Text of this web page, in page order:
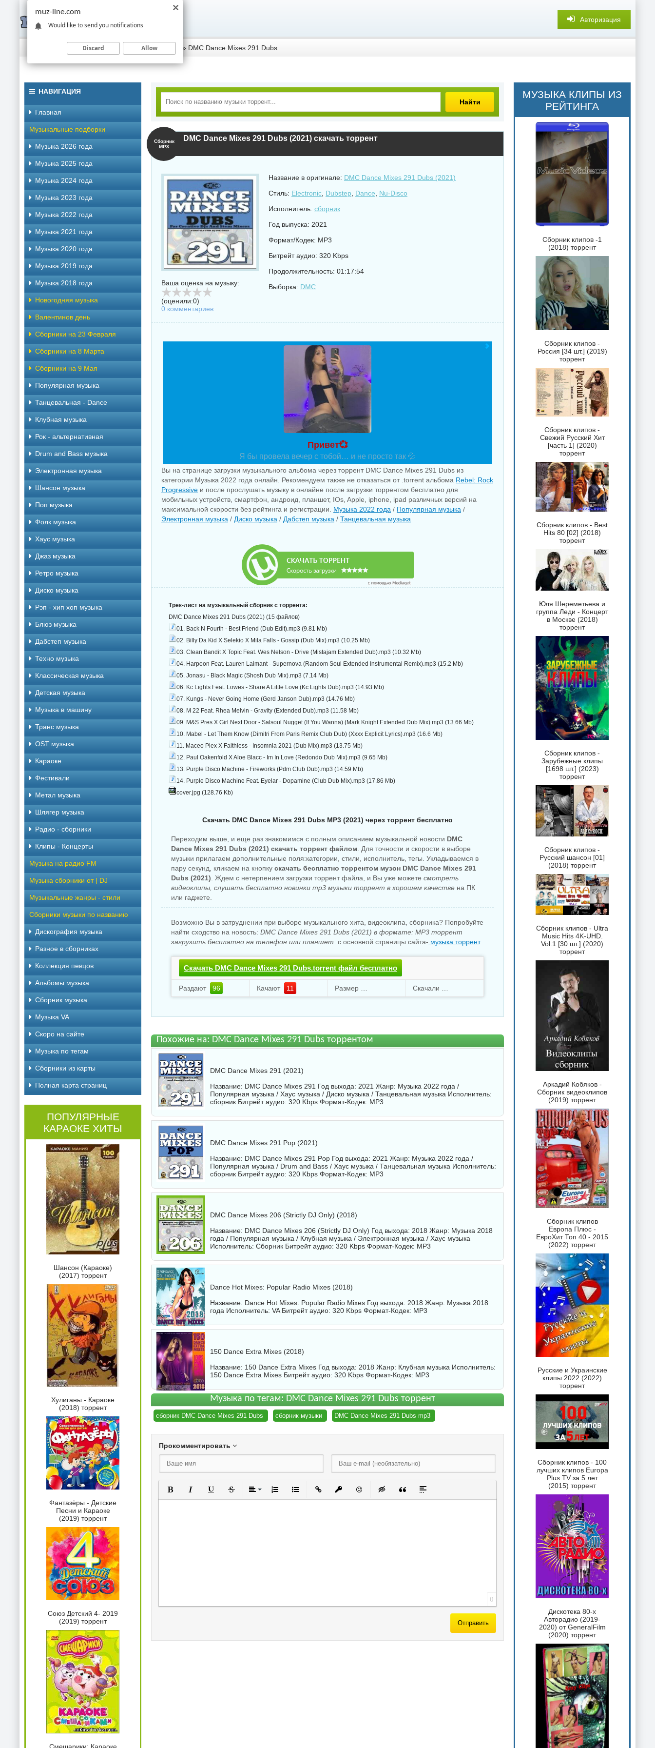
Авторизация
Скачать музыку торрентом Музыка 2022 года » DMC Dance Mixes 291 Dubs
Найти
DMC Dance Mixes 291 Dubs (2021) скачать торрент
Сборник
MP3
Ваша оценка на музыку:
(оценили:0)
0 комментариев
Название в оригинале: DMC Dance Mixes 291 Dubs (2021)
Стиль: Electronic Dubstep Dance
Nu-Disco
Исполнитель: сборник
Год выпуска: 2021
Формат/Кодек: MP3
Битрейт аудио: 320 Kbps
Продолжительность: 01:17:54
Выборка: DMC
Привет💞
Я бы провела вечер с тобой… и не просто так 💦
Вы на странице загрузки музыкального альбома через торрент DMC Dance Mixes 291 Dubs из
категории Музыка 2022 года онлайн. Рекомендуем также не отказаться от .torrent альбома Rebel: Rock
Progressive и после прослушать музыку в онлайне после загрузки торрентом бесплатно для
мобильных устройств, смартфон, андроид, планшет, IOs, Apple, iphone, ipad различных версий на
максимальной скорости без рейтинга и регистрации. Музыка 2022 года / Популярная музыка /
Электронная музыка / Диско музыка / Дабстеп музыка / Танцевальная музыка
Трек-лист на музыкальный сборник с торрента:
DMC Dance Mixes 291 Dubs (2021) (15 файлов)
01. Back N Fourth - Best Friend (Dub Edit).mp3 (9.81 Mb)
02. Billy Da Kid X Selekio X Mila Falls - Gossip (Dub Mix).mp3 (10.25 Mb)
03. Clean Bandit X Topic Feat. Wes Nelson - Drive (Mistajam Extended Dub).mp3 (10.32 Mb)
04. Harpoon Feat. Lauren Laimant - Supernova (Random Soul Extended Instrumental Remix).mp3 (15.2 Mb)
05. Jonasu - Black Magic (Shosh Dub Mix).mp3 (7.14 Mb)
06. Kc Lights Feat. Lowes - Share A Little Love (Kc Lights Dub).mp3 (14.93 Mb)
07. Kungs - Never Going Home (Gerd Janson Dub).mp3 (14.76 Mb)
08. M 22 Feat. Rhea Melvin - Gravity (Extended Dub).mp3 (11.58 Mb)
09. M&S Pres X Girl Next Door - Salsoul Nugget (If You Wanna) (Mark Knight Extended Dub Mix).mp3 (13.66 Mb)
10. Mabel - Let Them Know (Dimitri From Paris Remix Club Dub) (Xxxx Explicit Lyrics).mp3 (16.6 Mb)
11. Maceo Plex X Faithless - Insomnia 2021 (Dub Mix).mp3 (13.75 Mb)
12. Paul Oakenfold X Aloe Blacc - Im In Love (Redondo Dub Mix).mp3 (9.65 Mb)
13. Purple Disco Machine - Fireworks (Pdm Club Dub).mp3 (14.59 Mb)
14. Purple Disco Machine Feat. Eyelar - Dopamine (Club Dub Mix).mp3 (17.86 Mb)
cover.jpg (128.76 Kb)
Скачать DMC Dance Mixes 291 Dubs MP3 (2021) через торрент бесплатно
Переходим выше, и еще раз знакомимся с полным описанием музыкальной новости DMC
Dance Mixes 291 Dubs (2021) скачать торрент файлом . Для точности и скорости в выборе
музыки прилагаем дополнительные поля:категории, стили, исполнитель, тегы. Укладываемся в
пару секунд, кликаем на кнопку скачать бесплатно торрентом музон DMC Dance Mixes 291
Dubs (2021) . Ждем с нетерпением загрузки торрент файла, и Вы уже можете смотреть
видеоклипы, слушать бесплатно новинки mp3 музыки торрент в хорошем качестве на ПК
или гаджете.
Возможно Вы в затруднении при выборе музыкального хита, видеоклипа, сборника? Попробуйте
найти сходство на новость: DMC Dance Mixes 291 Dubs (2021) в формате: MP3 торрент
загрузить бесплатно на телефон или планшет. с основной страницы сайта- музыка торрент.
Скачать DMC Dance Mixes 291 Dubs.torrent файл бесплатно
Раздают 96 Качают 11
Похожие на: DMC Dance Mixes 291 Dubs торрентом
DMC Dance Mixes 291 (2021)
Название: DMC Dance Mixes 291 Год выхода: 2021 Жанр: Музыка 2022 года /
Популярная музыка / Хаус музыка / Диско музыка / Танцевальная музыка Исполнитель:
сборник Битрейт аудио: 320 Kbps Формат-Кодек: MP3
DMC Dance Mixes 291 Pop (2021)
Название: DMC Dance Mixes 291 Pop Год выхода: 2021 Жанр: Музыка 2022 года /
Популярная музыка / Drum and Bass / Хаус музыка / Танцевальная музыка Исполнитель:
сборник Битрейт аудио: 320 Kbps Формат-Кодек: MP3
DMC Dance Mixes 206 (Strictly DJ Only) (2018)
Название: DMC Dance Mixes 206 (Strictly DJ Only) Год выхода: 2018 Жанр: Музыка 2018
года / Популярная музыка / Клубная музыка / Электронная музыка / Хаус музыка
Исполнитель: Сборник Битрейт аудио: 320 Kbps Формат-Кодек: MP3
Dance Hot Mixes: Popular Radio Mixes (2018)
Название: Dance Hot Mixes: Popular Radio Mixes Год выхода: 2018 Жанр: Музыка 2018
года Исполнитель: VAБитрейт аудио: 320 Kbps Формат-Кодек: MP3
150 Dance Extra Mixes (2018)
Название: 150 Dance Extra Mixes Год выхода: 2018 Жанр: Клубная музыка Исполнитель:
150 Dance Extra Mixes Битрейт аудио: 320 Kbps Формат-Кодек: MP3
Музыка по тегам: DMC Dance Mixes 291 Dubs торрент
сборник DMC Dance Mixes 291 Dubs сборник музыки DMC Dance Mixes 291 Dubs mp3
Прокомментировать
Полужирный
КурсивПодчеркнутый
ЗачеркнутыйВыравнивание
Нумерованный список
Маркированный список
Вставить ссылку
Вставить защищенную ссылку
Вставить смайлик
Вставка скрытого текста
Вставка цитаты
Вставка спойлера
0
Отправить
НАВИГАЦИЯ
Главная
Музыкальные подборки
Музыка 2026 года
Музыка 2025 года
Музыка 2024 года
Музыка 2023 года
Музыка 2022 года
Музыка 2021 года
Музыка 2020 года
Музыка 2019 года
Музыка 2018 года
Новогодняя музыка
Валентинов день
Сборники на 23 Февраля
Сборники на 8 Марта
Сборники на 9 Мая
Популярная музыка
Танцевальная - Dance
Клубная музыка
Рок - альтернативная
Drum and Bass музыка
Электронная музыка
Шансон музыка
Поп музыка
Фолк музыка
Хаус музыка
Джаз музыка
Ретро музыка
Диско музыка
Рэп - хип хоп музыка
Блюз музыка
Дабстеп музыка
Техно музыка
Классическая музыка
Детская музыка
Музыка в машину
Транс музыка
OST музыка
Караоке
Фестивали
Метал музыка
Шлягер музыка
Радио - сборники
Клипы - Концерты
Музыка на радио FM
Музыка сборники от | DJ
Музыкальные жанры - стили
Сборники музыки по названию
Дискография музыка
Разное в сборниках
Коллекция певцов
Альбомы музыка
Сборник музыка
Музыка VA
Скоро на сайте
Музыка по тегам
Cборники из карты
Полная карта страниц
ПОПУЛЯРНЫЕ
КАРАОКЕ ХИТЫ
Шансон (Караоке)
(2017) торрент
Хулиганы - Караоке
(2018) торрент
Фантазёры - Детские
Песни и Караоке
(2019) торрент
Союз Детский 4- 2019
(2019) торрент
МУЗЫКА КЛИПЫ ИЗ
РЕЙТИНГА
Сборник клипов -1
(2018) торрент
Сборник клипов -
Россия [34 шт.] (2019)
торрент
Сборник клипов -
Свежий Русский Хит
[часть 1] (2020)
торрент
Сборник клипов - Best
Hits 80 [02] (2018)
торрент
Юля Шереметьева и
группа Леди - Концерт
в Москве (2018)
торрент
Сборник клипов -
Зарубежные клипы
[1698 шт.] (2023)
торрент
Сборник клипов -
Русский шансон [01]
(2018) торрент
Сборник клипов - Ultra
Music Hits 4K-UHD.
Vol.1 [30 шт.] (2020)
торрент
Аркадий Кобяков -
Сборник видеоклипов
(2019) торрент
Сборник клипов
Европа Плюс -
ЕвроХит Топ 40 - 2015
(2022) торрент
Русские и Украинские
клипы 2022 (2022)
торрент
Сборник клипов - 100
лучших клипов Europa
Plus TV за 5 лет
(2015) торрент
Дискотека 80-х
Авторадио (2019-
2020) от GeneralFilm
(2020) торрент
muz-line.com
Would like to send you notifications
Discard Allow